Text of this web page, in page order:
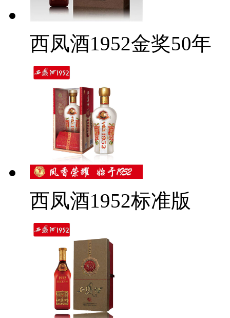
西凤酒1952金奖50年
西凤酒1952标准版